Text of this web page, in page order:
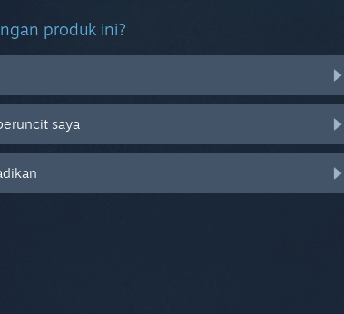
produk ini?
saya